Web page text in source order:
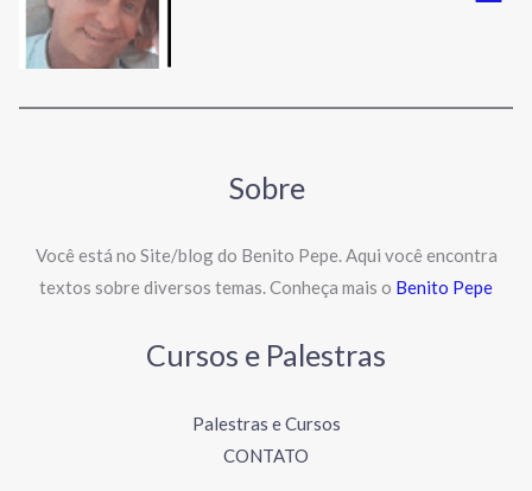
Sobre
Você está no Site/blog do Benito Pepe. Aqui você encontra
textos sobre diversos temas. Conheça mais o Benito Pepe
Cursos e Palestras
Palestras e Cursos
CONTATO